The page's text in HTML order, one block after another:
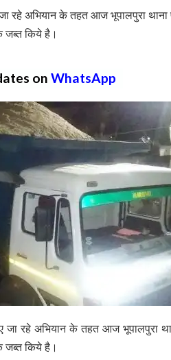
रहे अभियान के तहत आज भूपालपुरा
जब्त किये है।
on WhatsApp
रहे अभियान के तहत आज भूपालपुरा
जब्त किये है।